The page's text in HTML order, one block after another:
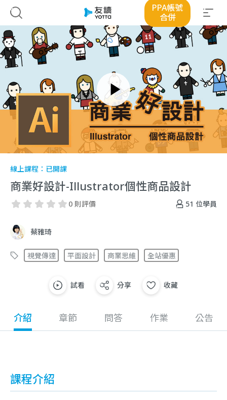
PPA帳號
合併
線上課程： 已開課
商業好設計-Illustrator個性商品設計
51 位學員
0 則評價
蔡雅琦
視覺傳達 平面設計 商業思維 全站優惠
試看 分享 收藏
介紹 章節 問答 作業 公告
課程介紹